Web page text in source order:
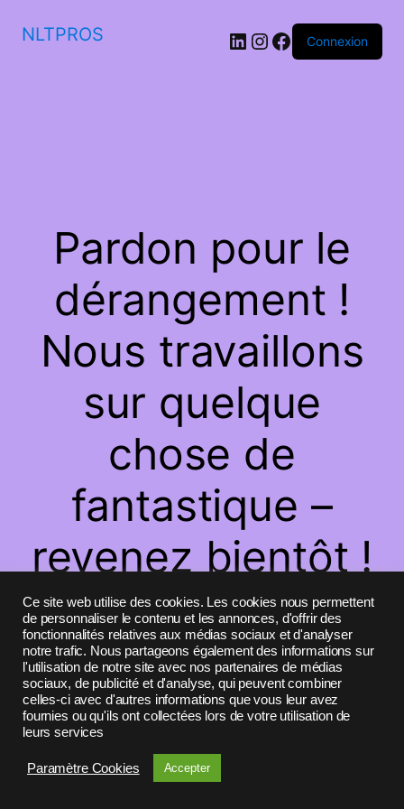
NLTPROS LinkedIn
Instagram
Facebook
Connexion
Pardon pour le
dérangement !
Nous travaillons
sur quelque
chose de
fantastique –
revenez bientôt !
Ce site web utilise des cookies. Les cookies nous permettent
de personnaliser le contenu et les annonces, d'offrir des
fonctionnalités relatives aux médias sociaux et d'analyser
notre trafic. Nous partageons également des informations sur
l'utilisation de notre site avec nos partenaires de médias
sociaux, de publicité et d'analyse, qui peuvent combiner
celles-ci avec d'autres informations que vous leur avez
fournies ou qu'ils ont collectées lors de votre utilisation de
leurs services
Paramètre Cookies Accepter